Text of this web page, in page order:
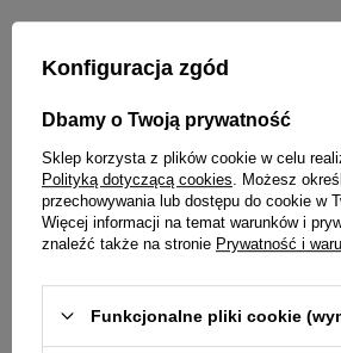
Konfiguracja zgód
Dbamy o Twoją prywatność
Sklep korzysta z plików cookie w celu
Polityką dotyczącą cookies . Możesz
przechowywania lub dostępu do cookie w
Więcej informacji na temat warunków i
znaleźć także na stronie Prywatność i
Funkcjonalne pliki cookie